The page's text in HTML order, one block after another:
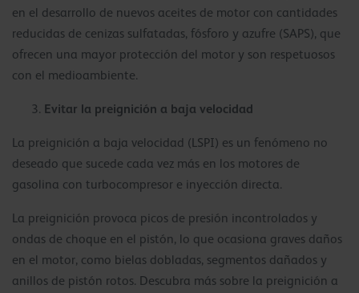
en el desarrollo de nuevos aceites de motor con cantidades
reducidas de cenizas sulfatadas, fósforo y azufre (SAPS), que
ofrecen una mayor protección del motor y son respetuosos
con el medioambiente.
Evitar la preignición a baja velocidad
La preignición a baja velocidad (LSPI) es un fenómeno no
deseado que sucede cada vez más en los motores de
gasolina con turbocompresor e inyección directa.
La preignición provoca picos de presión incontrolados y
ondas de choque en el pistón, lo que ocasiona graves daños
en el motor, como bielas dobladas, segmentos dañados y
anillos de pistón rotos. Descubra más sobre la preignición a